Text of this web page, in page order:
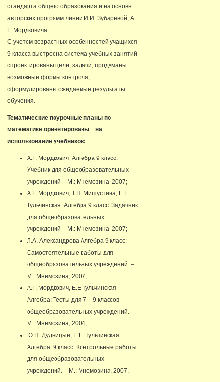
стандарта общего образования и на основн
авторских программ линии И.И. Зубаревой, А.
Г. Мордковича.
С учетом возрастных особенностей учащихся
9 класса выстроена система учебных занятий,
спроектированы цели, задачи, продуманы
возможные формы контроля,
сформулированы ожидаемые результаты
обучения.
Тематические поурочные планы по
математике ориентированы на
использование учебников:
А.Г. Мордкович Алгебра 9 класс:
Учебник для общеобразовательных
учреждений – М.: Мнемозина, 2007;
А.Г. Мордкович, Т.Н. Мишустина, Е.Е.
Тульчинская. Алгебра 9 класс. Задачник
для общеобразовательных
учреждений – М.: Мнемозина, 2007;
Л.А. Александрова Алгебра 9 класс:
Самостоятельные работы для
общеобразовательных учреждений. –
М.: Мнемозина, 2007;
А.Г. Мордкович, Е.Е Тульчинская
Алгебра: Тесты для 7 – 9 классов
общеобразовательных учреждений. –
М.: Мнемозина, 2004;
Ю.П. Дудницын, Е.Е. Тульчинская
Алгебра. 9 класс. Контрольные работы
для общеобразовательных
учреждений. – М.: Мнемозина, 2007.